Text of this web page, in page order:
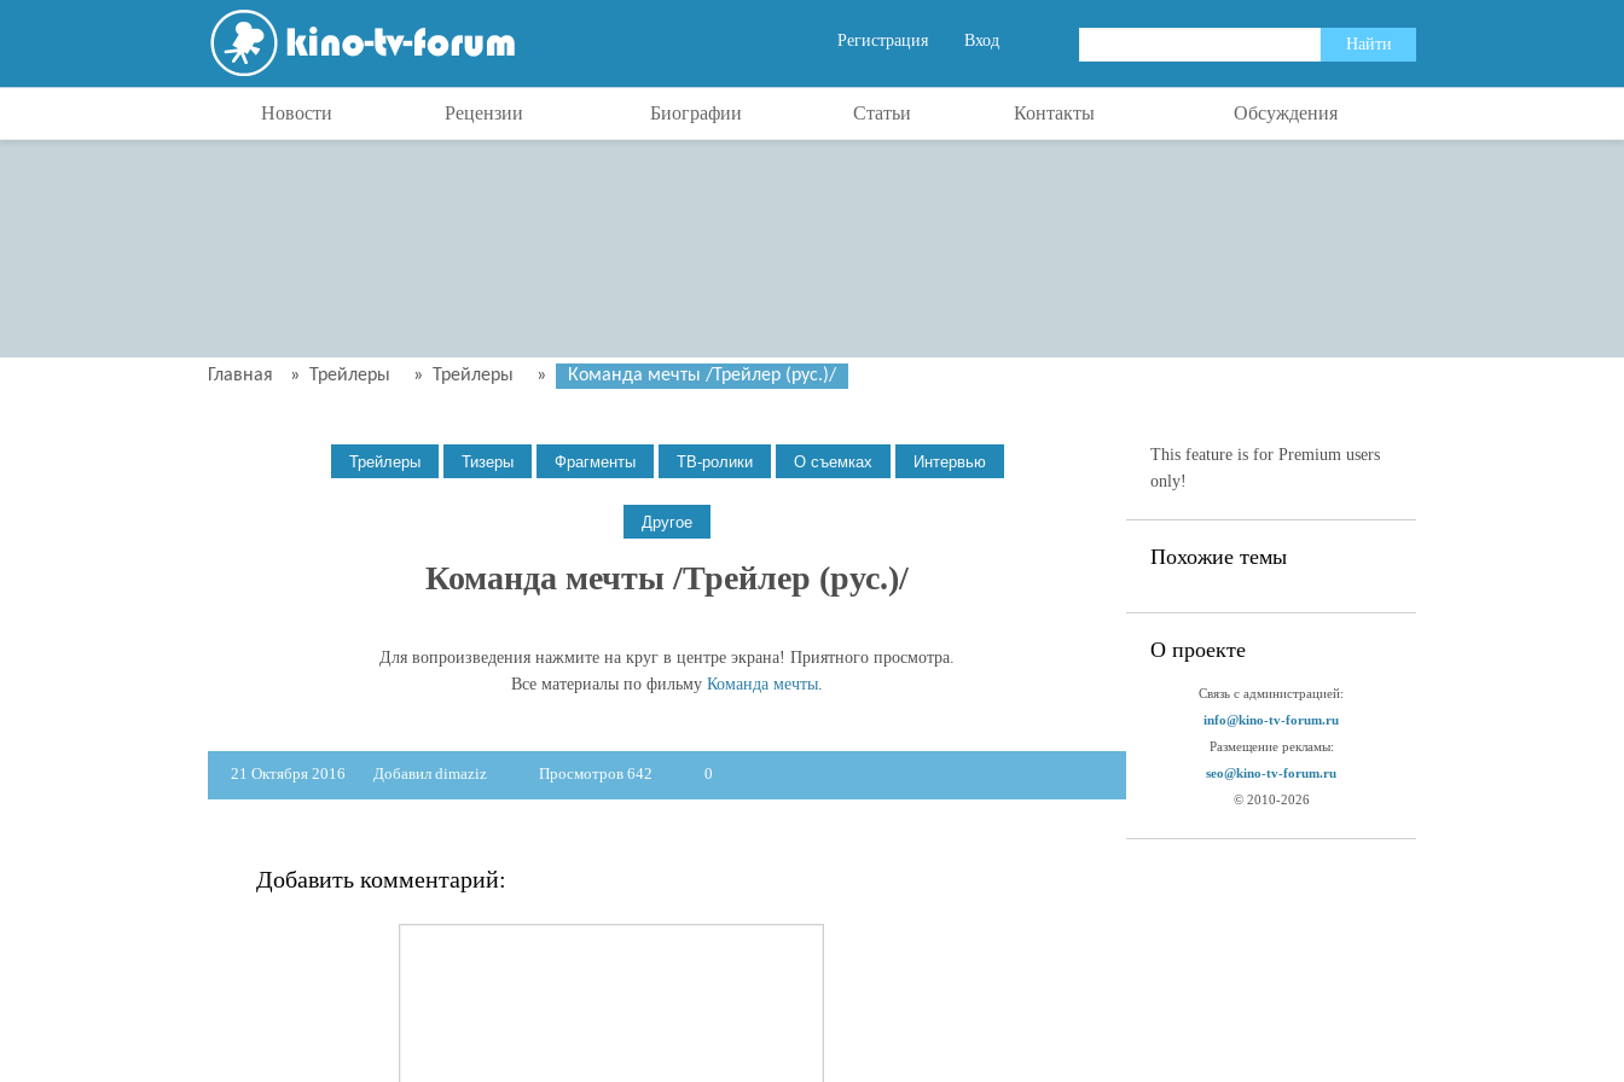
Вход
Регистрация
Новости Рецензии Биографии Статьи Контакты Обсуждения
Главная » Трейлеры » Трейлеры » Команда мечты /Трейлер (рус.)/
Команда мечты /Трейлер (рус.)/
Для вопроизведения нажмите на круг в центре экрана! Приятного просмотра.
Все материалы по фильму Команда мечты.
21 Октября 2016 Добавил dimaziz Просмотров 642 0
Добавить комментарий:
This feature is for Premium users
only!
Похожие темы
О проекте
Связь с администрацией:
info@kino-tv-forum.ru
Размещение рекламы:
seo@kino-tv-forum.ru
© 2010-2026